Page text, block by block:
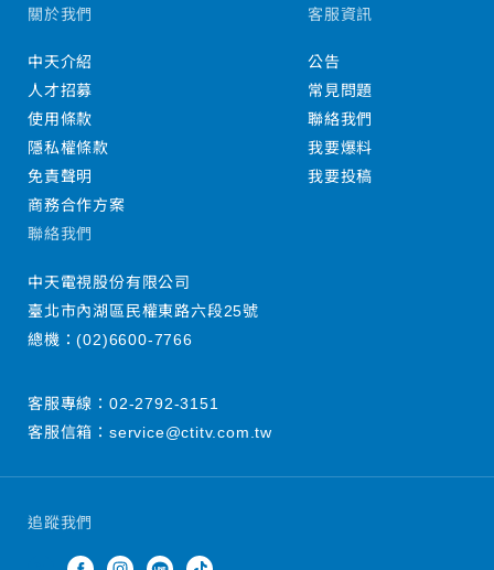
追蹤我們
關於我們
中天介紹
人才招募
使用條款
隱私權條款
免責聲明
商務合作方案
客服資訊
公告
常見問題
聯絡我們
我要爆料
我要投稿
聯絡我們
中天電視股份有限公司
臺北市內湖區民權東路六段25號
總機：(02)6600-7766
客服專線： 02-2792-3151
客服信箱： service@ctitv.com.tw